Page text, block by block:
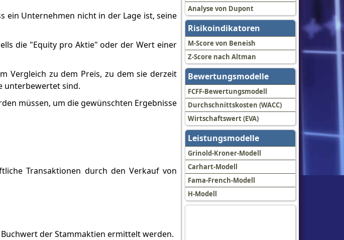
Analyse von Dupont
Risikoindikatoren
M-Score von Beneish
Z-Score nach Altman
Bewertungsmodelle
FCFF-Bewertungsmodell
Durchschnittskosten (WACC)
Wirtschaftswert (EVA)
Leistungsmodelle
Grinold-Kroner-Modell
Carhart-Modell
Fama-French-Modell
H-Modell
ein Unternehmen nicht in der Lage ist, seine
die "Equity pro Aktie" oder der Wert einer
Vergleich zu dem Preis, zu dem sie derzeit
unterbewertet sind.
müssen, um die gewünschten Ergebnisse
Transaktionen durch den Verkauf von
der Stammaktien ermittelt werden.